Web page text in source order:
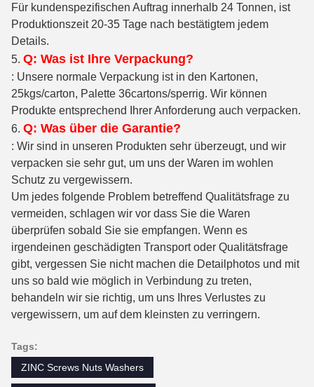
Für kundenspezifischen Auftrag innerhalb 24 Tonnen, ist
Produktionszeit 20-35 Tage nach bestätigtem jedem
Details.
5. Q: Was ist Ihre Verpackung?
: Unsere normale Verpackung ist in den Kartonen,
25kgs/carton, Palette 36cartons/sperrig. Wir können
Produkte entsprechend Ihrer Anforderung auch verpacken.
6. Q: Was über die Garantie?
: Wir sind in unseren Produkten sehr überzeugt, und wir
verpacken sie sehr gut, um uns der Waren im wohlen
Schutz zu vergewissern.
Um jedes folgende Problem betreffend Qualitätsfrage zu
vermeiden, schlagen wir vor dass Sie die Waren
überprüfen sobald Sie sie empfangen. Wenn es
irgendeinen geschädigten Transport oder Qualitätsfrage
gibt, vergessen Sie nicht machen die Detailphotos und mit
uns so bald wie möglich in Verbindung zu treten,
behandeln wir sie richtig, um uns Ihres Verlustes zu
vergewissern, um auf dem kleinsten zu verringern.
Tags:
ZINC Screws Nuts Washers